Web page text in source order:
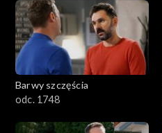
Barwy szczęścia
odc. 1748